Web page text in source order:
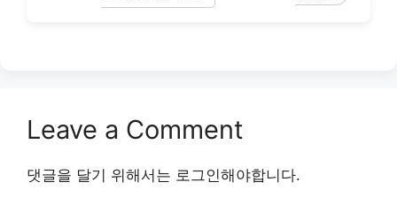
Leave a Comment
댓글을 달기 위해서는 로그인해야합니다.